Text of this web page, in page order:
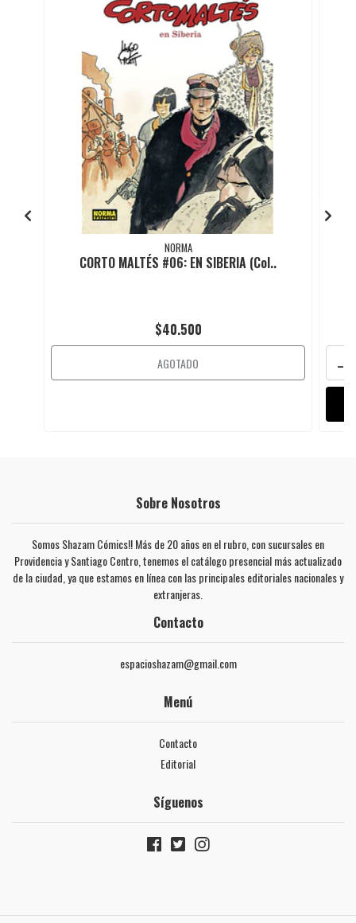
NORMA
CORTO MALTÉS #06: EN SIBERIA (Col..
$40.500
AGOTADO -
Sobre Nosotros
Somos Shazam Cómics!! Más de 20 años en el rubro, con sucursales en
Providencia y Santiago Centro, tenemos el catálogo presencial más actualizado
de la ciudad, ya que estamos en línea con las principales editoriales nacionales y
extranjeras.
Contacto
espacioshazam@gmail.com
Menú
Contacto
Editorial
Síguenos